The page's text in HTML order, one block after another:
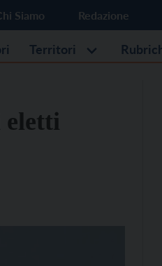
Siamo Redazione
Territori
eletti